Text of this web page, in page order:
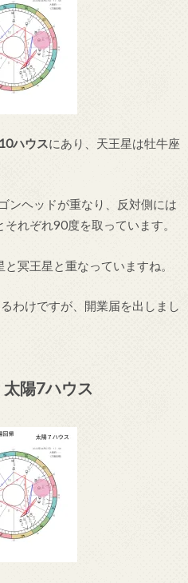
ハウスにあり、天王星は牡牛座
ンヘッドが重なり、反対側には
れぞれ90度を取っています。
冥王星と重なっていますね。
わけですが、開業届を出しまし
陽7ハウス